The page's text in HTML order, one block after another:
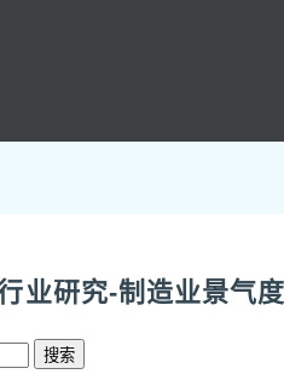
业研究-制造业景气度